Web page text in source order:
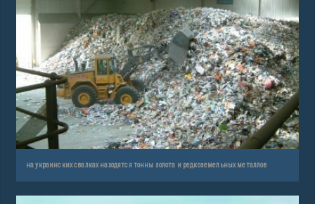
на украинских свалках находятся тонны золота и редкоземельных металлов